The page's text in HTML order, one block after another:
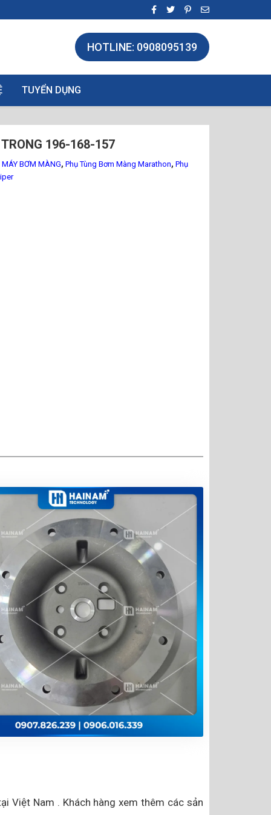
HOTLINE: 0908095139
TUYỂN DỤNG
196-168-157
MÁY BƠM MÀNG, Phụ Tùng Bơm Màng Marathon, Phụ
Việt Nam . Khách hàng xem thêm các sản